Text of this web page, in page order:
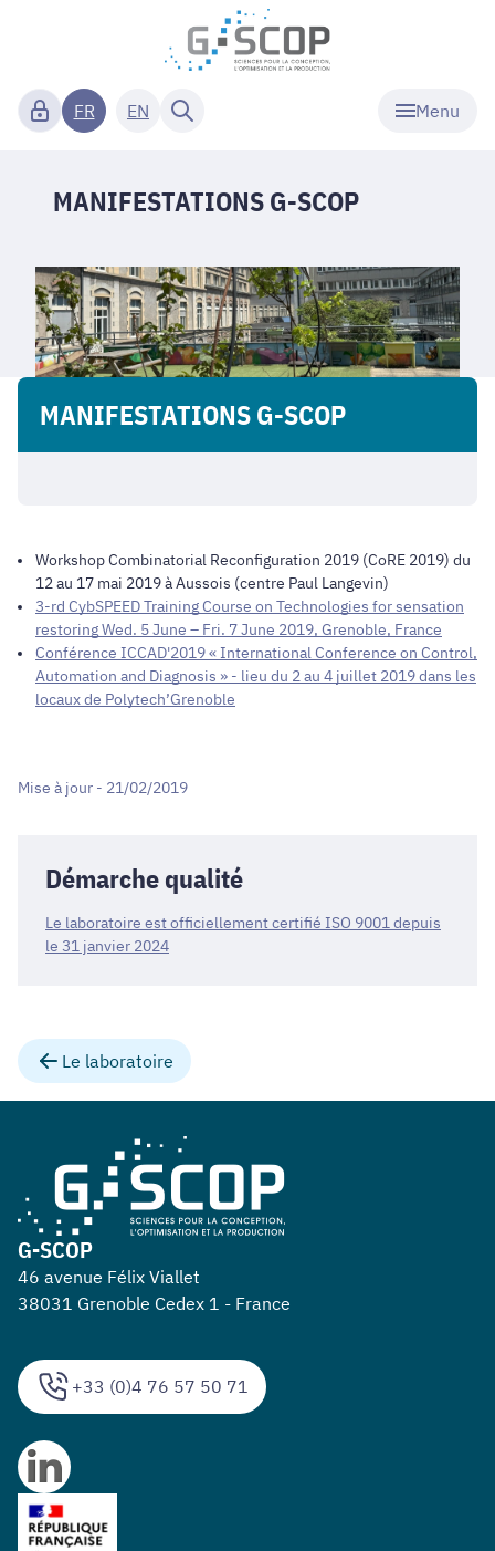
Menu
FR EN
MANIFESTATIONS G-SCOP
MANIFESTATIONS G-SCOP
Workshop Combinatorial Reconfiguration 2019 (CoRE 2019) du
12 au 17 mai 2019 à Aussois (centre Paul Langevin)
3-rd CybSPEED Training Course on Technologies for sensation
restoring Wed. 5 June – Fri. 7 June 2019, Grenoble, France
Conférence ICCAD'2019 « International Conference on Control,
Automation and Diagnosis » - lieu du 2 au 4 juillet 2019 dans les
locaux de Polytech’Grenoble
Mise à jour - 21/02/2019
Démarche qualité
Le laboratoire est officiellement certifié ISO 9001 depuis
le 31 janvier 2024
Le laboratoire
+33 (0)4 76 57 50 71
G-SCOP
46 avenue Félix Viallet
38031 Grenoble Cedex 1 - France